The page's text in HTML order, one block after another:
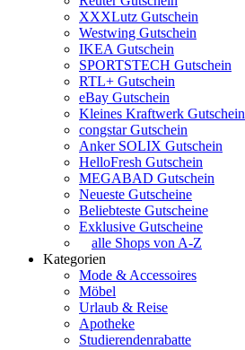
XXXLutz Gutschein
Westwing Gutschein
IKEA Gutschein
SPORTSTECH Gutschein
RTL+ Gutschein
eBay Gutschein
Kleines Kraftwerk Gutschein
congstar Gutschein
Anker SOLIX Gutschein
HelloFresh Gutschein
MEGABAD Gutschein
Neueste Gutscheine
Beliebteste Gutscheine
Exklusive Gutscheine
alle Shops von A-Z
Kategorien
Mode & Accessoires
Möbel
Urlaub & Reise
Apotheke
Studierendenrabatte